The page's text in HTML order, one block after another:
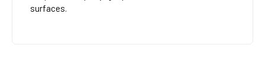
surfaces.